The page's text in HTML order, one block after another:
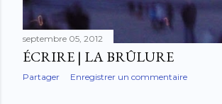
septembre 05, 2012
ÉCRIRE | LA BRÛLURE
Partager Enregistrer un commentaire